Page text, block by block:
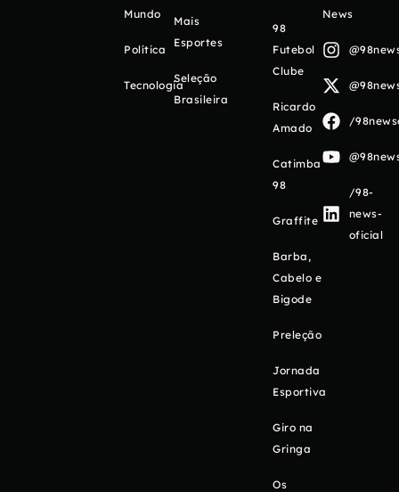
Mundo
Política
Tecnologia
Mais
Esportes
Seleção
Brasileira
98
Futebol
Clube
Ricardo
Amado
Catimba
98
Graffite
Barba,
Cabelo e
Bigode
Preleção
Jornada
Esportiva
Giro na
Gringa
Os
News
/
/98-
news-
oficial